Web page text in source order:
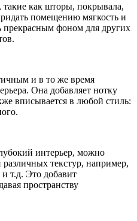
такие как шторы, покрывала,
помещению мягкость и
фоном для других
и в то же время
Она добавляет нотку
вписывается в любой стиль:
интерьер, можно
текстур, например,
и т.д. Это добавит
пространству